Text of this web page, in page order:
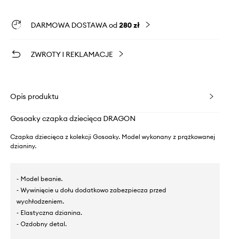
DARMOWA DOSTAWA od 280 zł
ZWROTY I REKLAMACJE
Opis produktu
Gosoaky czapka dziecięca DRAGON
Czapka dziecięca z kolekcji Gosoaky. Model wykonany z prążkowanej
dzianiny.
- Model beanie.
- Wywinięcie u dołu dodatkowo zabezpiecza przed
wychłodzeniem.
- Elastyczna dzianina.
- Ozdobny detal.